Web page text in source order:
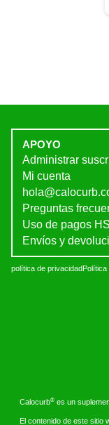
APOYO
Administrar
Mi cuenta
Preguntas
Uso de pagos
Envíos y
política de privacidadPolítica
Calocurb® es un
El contenido de este